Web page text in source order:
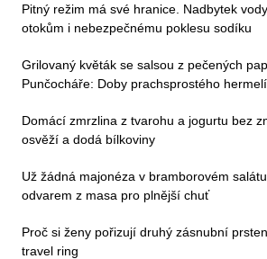
Pitný režim má své hranice. Nadbytek
otokům i nebezpečnému poklesu sodíku
Grilovaný květák se salsou z pečených
Punčocháře: Doby prachsprostého
Domácí zmrzlina z tvarohu a jogurtu bez
osvěží a dodá bílkoviny
Už žádná majonéza v bramborovém
odvarem z masa pro plnější chuť
Proč si ženy pořizují druhý zásnubní
travel ring